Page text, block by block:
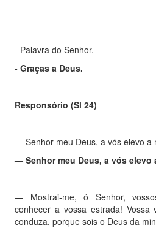
- Palavra do Senhor.
- Graças a Deus.
Responsório (Sl 24)
— Senhor meu Deus, a vós elevo a
— Senhor meu Deus, a vós elevo
— Mostrai-me, ó Senhor,
conhecer a vossa estrada!
conduza, porque sois o Deus da